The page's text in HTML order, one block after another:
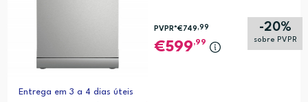
-20%
sobre PVPR
PVPR*€749 ,99
599,99
Entrega em 3 a 4 dias úteis